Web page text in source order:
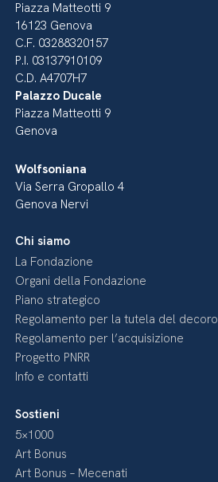
Piazza Matteotti 9
16123 Genova
C.F. 03288320157
P.I. 03137910109
C.D. A4707H7
Palazzo Ducale
Piazza Matteotti 9
Genova
Wolfsoniana
Via Serra Gropallo 4
Genova Nervi
Chi siamo
La Fondazione
Organi della Fondazione
Piano strategico
Regolamento per la tutela del decoro
Regolamento per l’acquisizione
Progetto PNRR
Info e contatti
Sostieni
5×1000
Art Bonus
Art Bonus – Mecenati